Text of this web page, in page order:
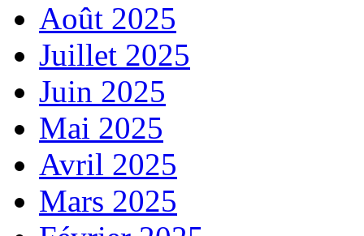
Août 2025
Juillet 2025
Juin 2025
Mai 2025
Avril 2025
Mars 2025